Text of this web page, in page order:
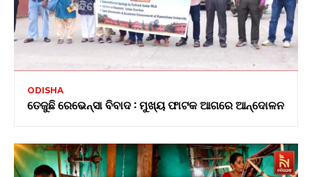
ODISHA
ତେଜୁଛି ରେଭେନ୍ସା ବିବାଦ : ମୁଖ୍ୟ ଫାଟକ ଆଗରେ ଆନ୍ଦୋଳନ